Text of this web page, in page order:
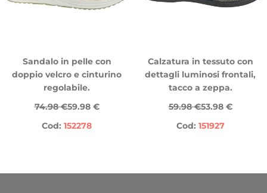
Sandalo in pelle con
doppio velcro e cinturino
regolabile.
74.98 €59.98 €
Cod: 152278
Calzatura in tessuto con
dettagli luminosi frontali,
tacco a zeppa.
59.98 €53.98 €
Cod: 151927